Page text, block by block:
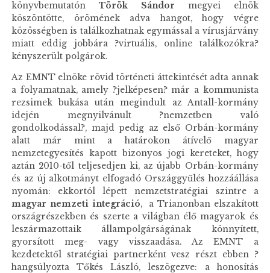
könyvbemutatón Török Sándor megyei elnök
köszöntötte, örömének adva hangot, hogy végre
közösségben is találkozhatnak egymással a vírusjárvány
miatt eddig jobbára ?virtuális, online találkozókra?
kényszerült polgárok.
Az EMNT elnöke rövid történeti áttekintését adta annak
a folyamatnak, amely ?jelképesen? már a kommunista
rezsimek bukása után megindult az Antall-kormány
idején megnyilvánult ?nemzetben való
gondolkodással?, majd pedig az első Orbán-kormány
alatt már mint a határokon átívelő magyar
nemzetegyesítés kapott bizonyos jogi kereteket, hogy
aztán 2010-től teljesedjen ki, az újabb Orbán-kormány
és az új alkotmányt elfogadó Országgyűlés hozzáállása
nyomán: ekkortól lépett nemzetstratégiai szintre a
magyar nemzeti integráció, a Trianonban elszakított
országrészekben és szerte a világban élő magyarok és
leszármazottaik állampolgárságának könnyített,
gyorsított meg- vagy visszaadása. Az EMNT a
kezdetektől stratégiai partnerként vesz részt ebben ?
hangsúlyozta Tőkés László, leszögezve: a honosítás